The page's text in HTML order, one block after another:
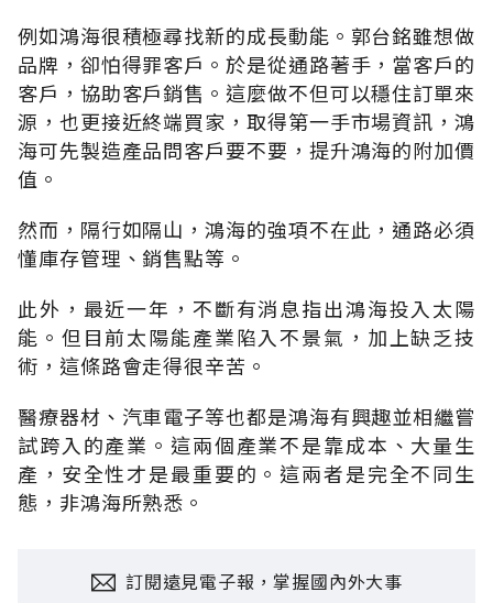
例如鴻海很積極尋找新的成長動能。郭台銘雖想做
品牌，卻怕得罪客戶。於是從通路著手，當客戶的
客戶，協助客戶銷售。這麼做不但可以穩住訂單來
源，也更接近終端買家，取得第一手市場資訊，鴻
海可先製造產品問客戶要不要，提升鴻海的附加價
值。
然而，隔行如隔山，鴻海的強項不在此，通路必須
懂庫存管理、銷售點等。
此外，最近一年，不斷有消息指出鴻海投入太陽
能。但目前太陽能產業陷入不景氣，加上缺乏技
術，這條路會走得很辛苦。
醫療器材、汽車電子等也都是鴻海有興趣並相繼嘗
試跨入的產業。這兩個產業不是靠成本、大量生
產，安全性才是最重要的。這兩者是完全不同生
態，非鴻海所熟悉。
訂閱遠見電子報，掌握國內外大事